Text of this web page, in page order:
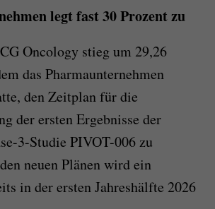
legt fast 30 Prozent zu
Oncology stieg um 29,26
das Pharmaunternehmen
den Zeitplan für die
der ersten Ergebnisse der
3-Studie PIVOT-006 zu
neuen Plänen wird ein
in der ersten Jahreshälfte 2026